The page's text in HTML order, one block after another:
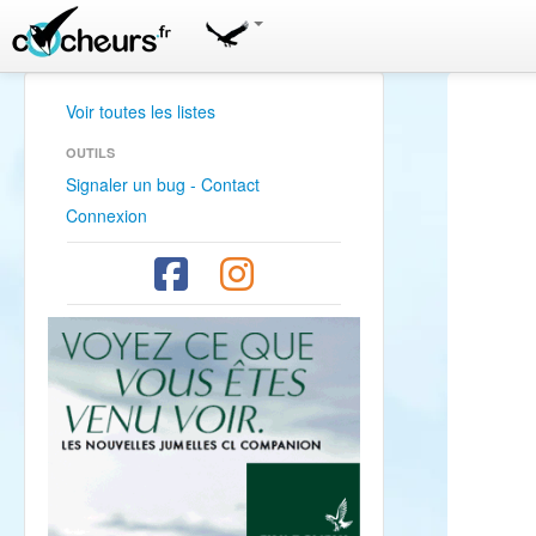
Voir toutes les listes
OUTILS
Signaler un bug - Contact
Connexion